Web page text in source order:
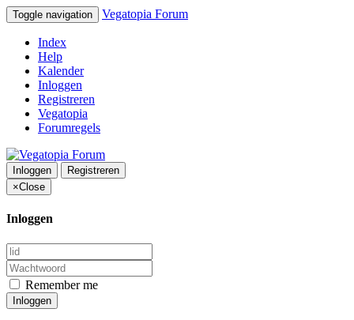
Toggle navigation Vegatopia Forum
Index
Help
Kalender
Inloggen
Registreren
Vegatopia
Forumregels
Inloggen
Registreren
×Close
Inloggen
Remember me
Inloggen